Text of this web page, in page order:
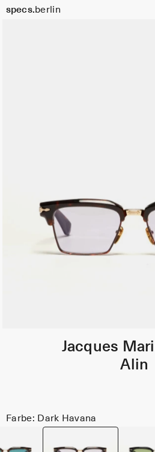
specs.berlin
Warenkorb
Jacques
Alin
Farbe: Dark Havana